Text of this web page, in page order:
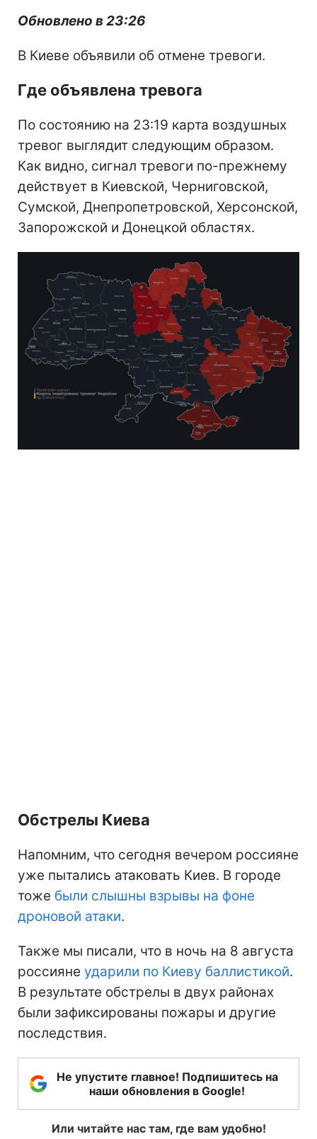
Обновлено в 23:26
В Киеве объявили об отмене тревоги.
Где объявлена тревога
По состоянию на 23:19 карта воздушных
тревог выглядит следующим образом.
Как видно, сигнал тревоги по-прежнему
действует в Киевской, Черниговской,
Сумской, Днепропетровской, Херсонской,
Запорожской и Донецкой областях.
Обстрелы Киева
Напомним, что сегодня вечером россияне
уже пытались атаковать Киев. В городе
тоже были слышны взрывы на фоне
дроновой атаки.
Также мы писали, что в ночь на 8 августа
россияне ударили по Киеву баллистикой.
В результате обстрелы в двух районах
были зафиксированы пожары и другие
последствия.
Не упустите главное! Подпишитесь на
наши обновления в Google!
Или читайте нас там, где вам удобно!